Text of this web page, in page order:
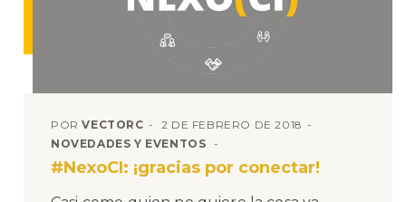
PORVECTORC
2 DE FEBRERO DE 2018
NOVEDADES Y EVENTOS
#NexoCI: ¡gracias por conectar!